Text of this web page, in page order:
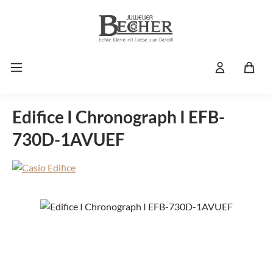
Zum Hauptinhalt springen
Edifice I Chronograph I EFB-
730D-1AVUEF
Bildergalerie überspringen